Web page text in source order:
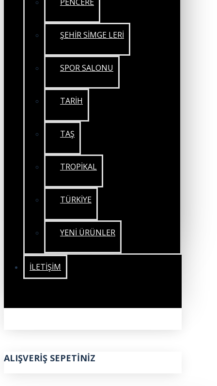
ŞEHİR SİMGE LERİ
SPOR SALONU
TARİH
TAŞ
TROPİKAL
TÜRKİYE
YENİ ÜRÜNLER
İLETIŞIM
ALIŞVERIŞ SEPETINIZ